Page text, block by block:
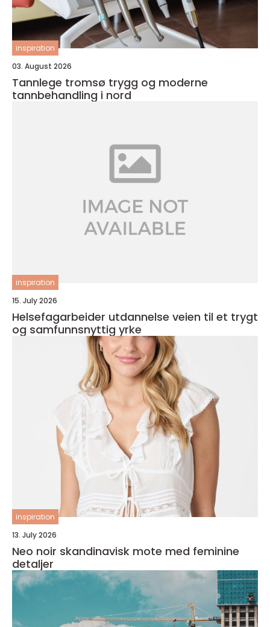
inspiration
03. August 2026
Tannlege tromsø trygg og moderne
tannbehandling i nord
inspiration
15. July 2026
Helsefagarbeider utdannelse veien til et trygt
og samfunnsnyttig yrke
inspiration
13. July 2026
Neo noir skandinavisk mote med feminine
detaljer